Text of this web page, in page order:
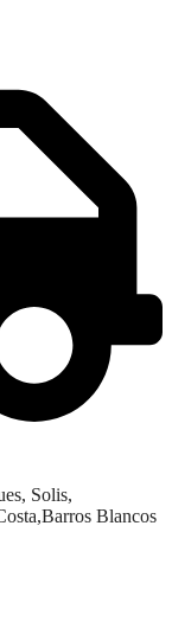
Solis,
Blancos